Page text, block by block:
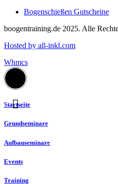
Bogenschießen Gutscheine
boogentraining.de 2025. Alle
Hosted by all-inkl.com
Whmcs
Startseite
Grundseminare
Aufbauseminare
Events
Training